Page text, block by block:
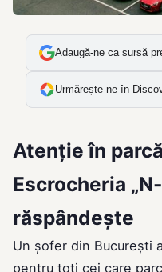
Adaugă-ne ca sursă
Urmărește-ne în
Atenție în
Escrocheria
răspândește
Un șofer din București
pentru toți cei care